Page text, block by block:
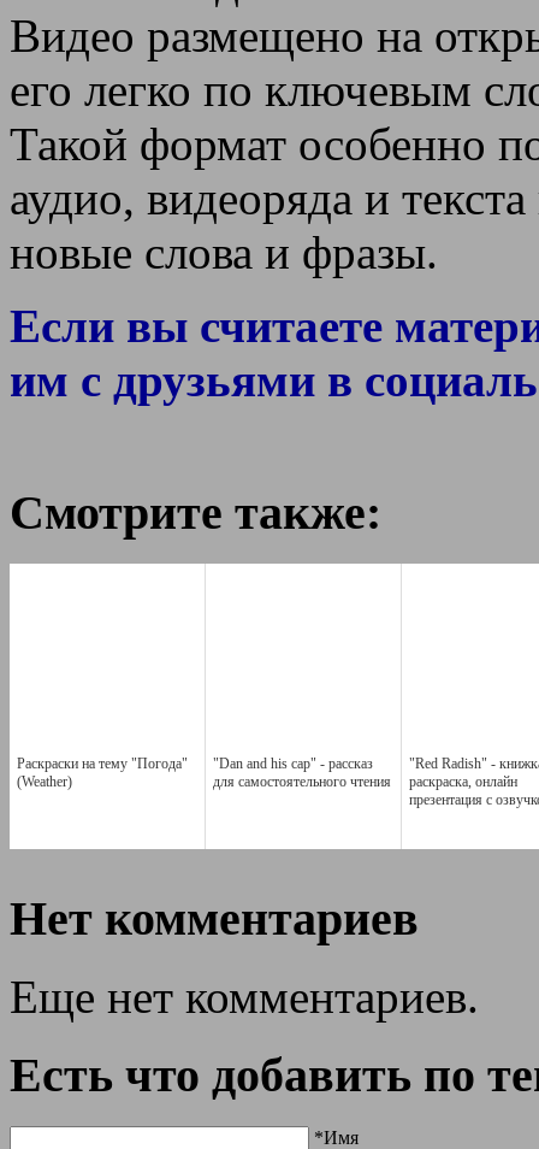
Видео размещено на
его легко по ключевым
Такой формат особенно
аудио, видеоряда и
новые слова и фразы.
Если вы считаете
им с друзьями в
Смотрите также:
Раскраски на тему "Погода"
(Weather)
"Dan and his cap" - рассказ
для самостоятельного чтения
"Red Radish" -
раскраска, онлайн
презентация с
Нет комментариев
Еще нет комментариев.
Есть что добавить по
*Имя